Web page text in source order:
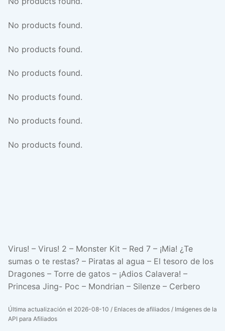
No products found.
No products found.
No products found.
No products found.
No products found.
No products found.
Virus! – Virus! 2 – Monster Kit – Red 7 – ¡Mia! ¿Te
sumas o te restas? – Piratas al agua – El tesoro de los
Dragones – Torre de gatos – ¡Adios Calavera! –
Princesa Jing- Poc – Mondrian – Silenze – Cerbero
Última actualización el 2026-08-10 / Enlaces de afiliados / Imágenes de la
API para Afiliados